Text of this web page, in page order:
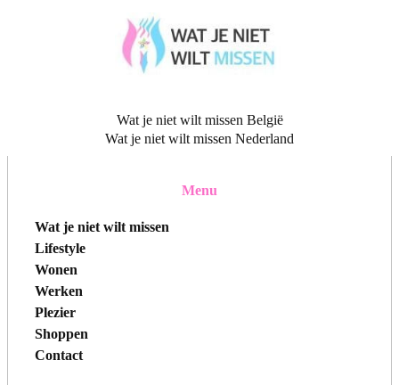
Wat je niet wilt missen België
Wat je niet wilt missen Nederland
Menu
Wat je niet wilt missen
Lifestyle
Wonen
Werken
Plezier
Shoppen
Contact